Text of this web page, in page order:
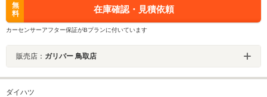
無
料
在庫確認・見積依頼
カーセンサーアフター保証がBプランに付いています
販売店： ガリバー 鳥取店
ダイハツ